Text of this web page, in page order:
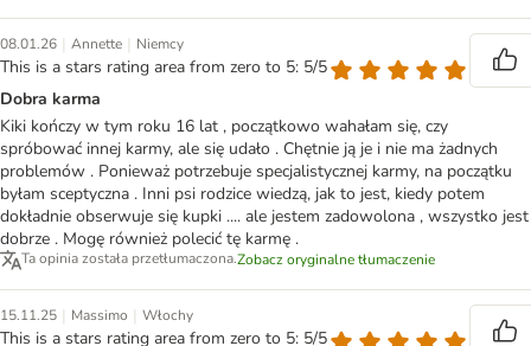
08.01.26 | Annette | Niemcy
This is a stars rating area from zero to 5: 5/5
Dobra karma
Kiki kończy w tym roku 16 lat , początkowo wahałam się, czy
spróbować innej karmy, ale się udało . Chętnie ją je i nie ma żadnych
problemów . Ponieważ potrzebuje specjalistycznej karmy, na początku
byłam sceptyczna . Inni psi rodzice wiedzą, jak to jest, kiedy potem
dokładnie obserwuje się kupki .... ale jestem zadowolona , wszystko jest
dobrze . Mogę również polecić tę karmę .
Ta opinia została przetłumaczona.Zobacz oryginalne tłumaczenie
15.11.25 | Massimo | Włochy
This is a stars rating area from zero to 5: 5/5